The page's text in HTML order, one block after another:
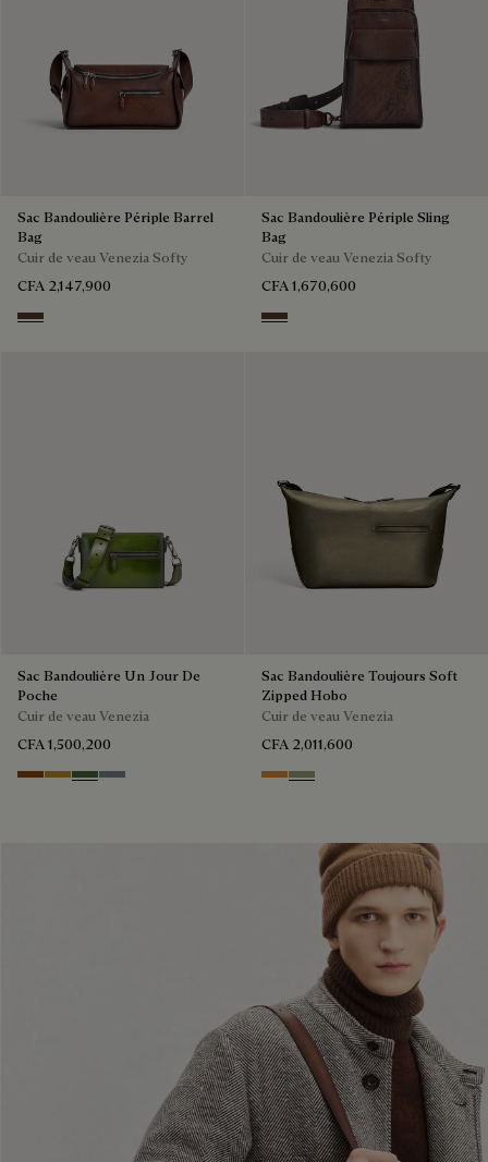
Sac Bandoulière Périple Barrel
Bag
Cuir de veau Venezia Softy
CFA 2,147,900
Soft Brown
Sac Bandoulière Périple Sling
Bag
Cuir de veau Venezia Softy
CFA 1,670,600
Soft Brown
Sac Bandoulière Un Jour De
Poche
Cuir de veau Venezia
CFA 1,500,200
Cacao Intenso
Mustard
Racing Green
Bleu Brume
Sac Bandoulière Toujours Soft
Zipped Hobo
Cuir de veau Venezia
CFA 2,011,600
Ice GoldSandstorm